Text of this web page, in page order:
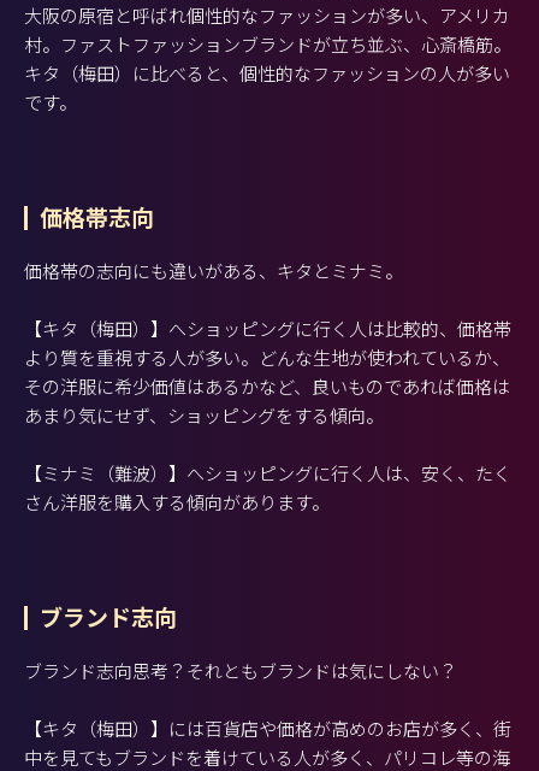
大阪の原宿と呼ばれ個性的なファッションが多い、アメリカ
村。ファストファッションブランドが立ち並ぶ、心斎橋筋。
キタ（梅田）に比べると、個性的なファッションの人が多い
です。
価格帯志向
価格帯の志向にも違いがある、キタとミナミ。
【キタ（梅田）】へショッピングに行く人は比較的、価格帯
より質を重視する人が多い。どんな生地が使われているか、
その洋服に希少価値はあるかなど、良いものであれば価格は
あまり気にせず、ショッピングをする傾向。
【ミナミ（難波）】へショッピングに行く人は、安く、たく
さん洋服を購入する傾向があります。
ブランド志向
ブランド志向思考？それともブランドは気にしない？
【キタ（梅田）】には百貨店や価格が高めのお店が多く、街
中を見てもブランドを着けている人が多く、パリコレ等の海